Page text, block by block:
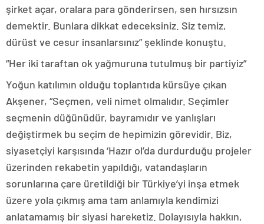
şirket açar, oralara para gönderirsen, sen hırsızsın
demektir. Bunlara dikkat edeceksiniz. Siz temiz,
dürüst ve cesur insanlarsınız” şeklinde konuştu.
“Her iki taraftan ok yağmuruna tutulmuş bir partiyiz”
Yoğun katılımın olduğu toplantıda kürsüye çıkan
Akşener, “Seçmen, veli nimet olmalıdır. Seçimler
seçmenin düğünüdür, bayramıdır ve yanlışları
değiştirmek bu seçim de hepimizin görevidir. Biz,
siyasetçiyi karşısında ‘Hazır ol’da durdurduğu projeler
üzerinden rekabetin yapıldığı, vatandaşların
sorunlarına çare üretildiği bir Türkiye’yi inşa etmek
üzere yola çıkmış ama tam anlamıyla kendimizi
anlatamamış bir siyasi hareketiz. Dolayısıyla hakkın,